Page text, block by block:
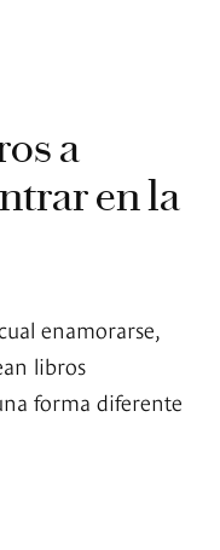
a
en la
enamorarse,
libros
forma diferente